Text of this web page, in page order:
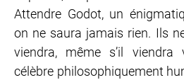
Attendre Godot, un
on ne saura jamais rien. Ils
viendra, même s’il viendra
célèbre philosophiquement